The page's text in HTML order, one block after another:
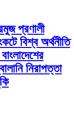
প্রণালী
বিশ্ব অর্থনীতি
নিরাপত্তা